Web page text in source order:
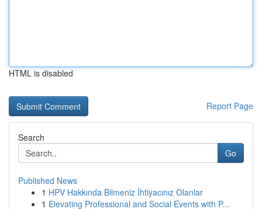
HTML is disabled
Report Page
Search
Go
Published News
1 HPV Hakkında Bilmeniz İhtiyacınız Olanlar
1 Elevating Professional and Social Events with P...